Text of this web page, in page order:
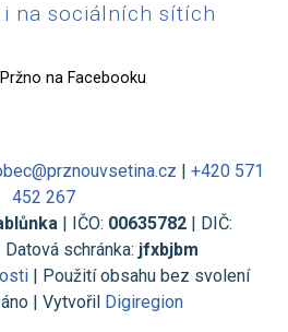
i na sociálních sítích
Pržno na Facebooku
| +420 571
452 267
| IČO: 00635782 | DIČ:
Datová schránka: jfxbjbm
| Použití obsahu bez svolení
| Vytvořil Digiregion